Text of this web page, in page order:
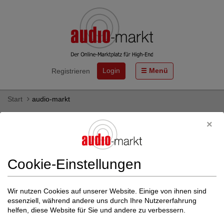
Registrieren Login Menü
Start audio-markt
Endverstärker von ATOHM - gebraucht
Hier finden Sie Endverstärker des HiFi-Herstellers ATOHM als
Neu- und Gebrauchtgeräte zum Kauf.
Weitere Filter einblenden
Cookie-Einstellungen
Wir nutzen Cookies auf unserer Website. Einige von ihnen sind
essenziell, während andere uns durch Ihre Nutzererfahrung
helfen, diese Website für Sie und andere zu verbessern.